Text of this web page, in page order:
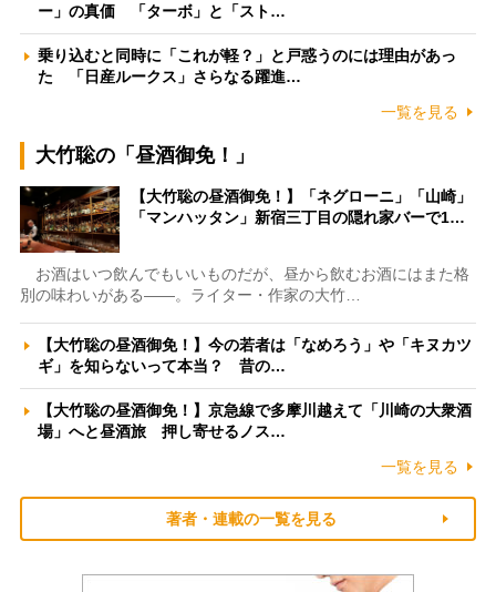
ー」の真価 「ターボ」と「スト…
乗り込むと同時に「これが軽？」と戸惑うのには理由があっ
た 「日産ルークス」さらなる躍進…
一覧を見る
大竹聡の「昼酒御免！」
【大竹聡の昼酒御免！】「ネグローニ」「山崎」
「マンハッタン」新宿三丁目の隠れ家バーで1…
お酒はいつ飲んでもいいものだが、昼から飲むお酒にはまた格
別の味わいがある――。ライター・作家の大竹…
【大竹聡の昼酒御免！】今の若者は「なめろう」や「キヌカツ
ギ」を知らないって本当？ 昔の…
【大竹聡の昼酒御免！】京急線で多摩川越えて「川崎の大衆酒
場」へと昼酒旅 押し寄せるノス…
一覧を見る
著者・連載の一覧を見る